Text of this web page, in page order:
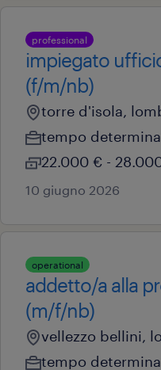
professional
impiegato
(f/m/nb)
torre d'isola,
tempo
22.000 € -
10 giugno 2026
operational
addetto/a alla
(m/f/nb)
vellezzo bellini,
tempo